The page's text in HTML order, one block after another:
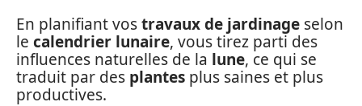
En planifiant vostravaux de jardinage selon
le calendrier lunaire, vous tirez parti des
influences naturelles de la lune, ce qui se
traduit par des plantes plus saines et plus
productives.